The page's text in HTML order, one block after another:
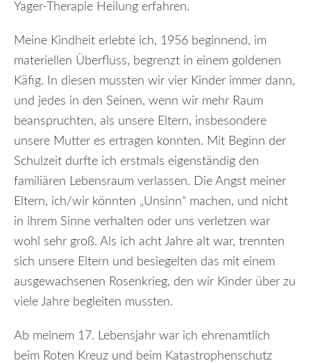
Yager-Therapie Heilung erfahren.
Meine Kindheit erlebte ich, 1956 beginnend, im
materiellen Überfluss, begrenzt in einem goldenen
Käfig. In diesen mussten wir vier Kinder immer dann,
und jedes in den Seinen, wenn wir mehr Raum
beanspruchten, als unsere Eltern, insbesondere
unsere Mutter es ertragen konnten. Mit Beginn der
Schulzeit durfte ich erstmals eigenständig den
familiären Lebensraum verlassen. Die Angst meiner
Eltern, ich/wir könnten „Unsinn“ machen, und nicht
in ihrem Sinne verhalten oder uns verletzen war
wohl sehr groß. Als ich acht Jahre alt war, trennten
sich unsere Eltern und besiegelten das mit einem
ausgewachsenen Rosenkrieg, den wir Kinder über zu
viele Jahre begleiten mussten.
Ab meinem 17. Lebensjahr war ich ehrenamtlich
beim Roten Kreuz und beim Katastrophenschutz